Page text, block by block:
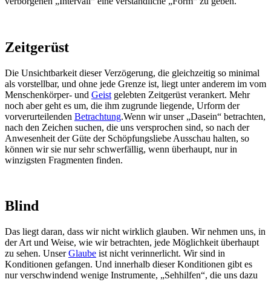
Zeitgerüst
Die Unsichtbarkeit dieser Verzögerung, die gleichzeitig so minimal
als vorstellbar, und ohne jede Grenze ist, liegt unter anderem im vom
Menschenkörper- und Geist gelebten Zeitgerüst verankert. Mehr
noch aber geht es um, die ihm zugrunde liegende, Urform der
vorverurteilenden Betrachtung.Wenn wir unser „Dasein“ betrachten,
nach den Zeichen suchen, die uns versprochen sind, so nach der
Anwesenheit der Güte der Schöpfungsliebe Ausschau halten, so
können wir sie nur sehr schwerfällig, wenn überhaupt, nur in
winzigsten Fragmenten finden.
Blind
Das liegt daran, dass wir nicht wirklich glauben. Wir nehmen uns, in
der Art und Weise, wie wir betrachten, jede Möglichkeit überhaupt
zu sehen. UnserGlaube ist nicht verinnerlicht. Wir sind in
Konditionen gefangen. Und innerhalb dieser Konditionen gibt es
nur verschwindend wenige Instrumente, „Sehhilfen“, die uns dazu